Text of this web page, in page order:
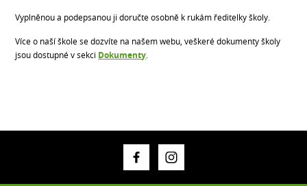
Vyplněnou a podepsanou ji doručte osobně k rukám ředitelky školy.
Více o naší škole se dozvíte na našem webu, veškeré dokumenty školy
jsou dostupné v sekci Dokumenty